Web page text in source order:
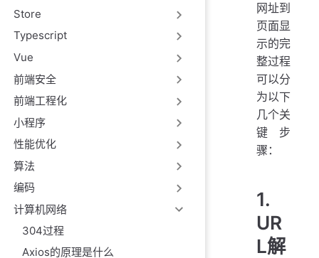
Store
Typescript
Vue
前端安全
前端工程化
小程序
性能优化
算法
编码
计算机网络
304过程
Axios的原理是什么
网址到
页面显
示的完
整过程
可以分
为以下
几个关
键步
骤：
1.
UR
L解